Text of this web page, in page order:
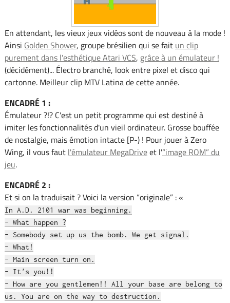
En attendant, les vieux jeux vidéos sont de nouveau à la mode !
Ainsi Golden Shower, groupe brésilien qui se fait un clip
purement dans l'esthétique Atari VCS, grâce à un émulateur !
(décidément)... Électro branché, look entre pixel et disco qui
cartonne. Meilleur clip MTV Latina de cette année.
ENCADRÉ 1 :
Émulateur ?!? C'est un petit programme qui est destiné à
imiter les fonctionnalités d'un vieil ordinateur. Grosse bouffée
de nostalgie, mais émotion intacte [P-) ! Pour jouer à Zero
Wing, il vous faut l'émulateur MegaDriveet l'“image ROM” du
jeu.
ENCADRÉ 2 :
Et si on la traduisait ? Voici la version “originale” : «
In A.D. 2101 war was beginning.
- What happen ?
- Somebody set up us the bomb. We get signal.
- What!
- Main screen turn on.
- It's you!!
- How are you gentlemen!! All your base are belong to
us. You are on the way to destruction.